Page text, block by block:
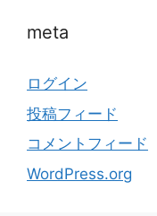
meta
ログイン
投稿フィード
コメントフィード
WordPress.org